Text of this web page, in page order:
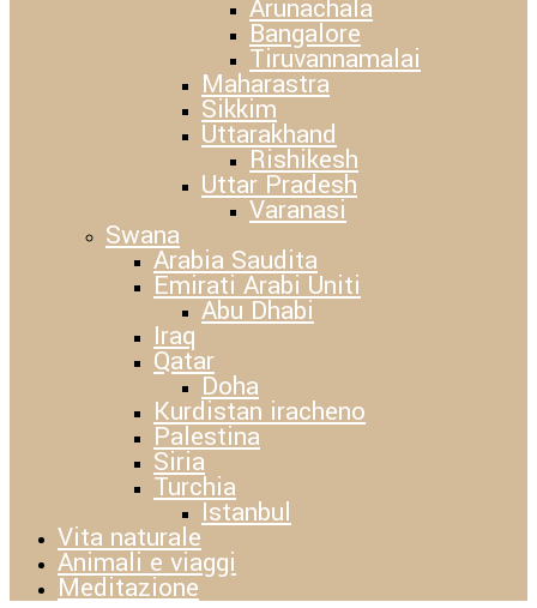
Arunachala
Bangalore
Tiruvannamalai
Maharastra
Sikkim
Uttarakhand
Rishikesh
Uttar Pradesh
Varanasi
Swana
Arabia Saudita
Emirati Arabi Uniti
Abu Dhabi
Iraq
Qatar
Doha
Kurdistan iracheno
Palestina
Siria
Turchia
Istanbul
Vita naturale
Animali e viaggi
Meditazione